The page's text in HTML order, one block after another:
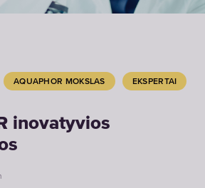
AQUAPHOR MOKSLAS EKSPERTAI
inovatyvios